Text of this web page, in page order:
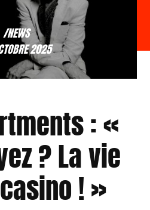
/NEWS
2025
: «
? La vie
! »